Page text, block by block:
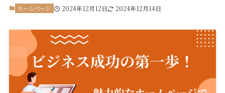
ホームページ 2024年12月12日 2024年12月14日